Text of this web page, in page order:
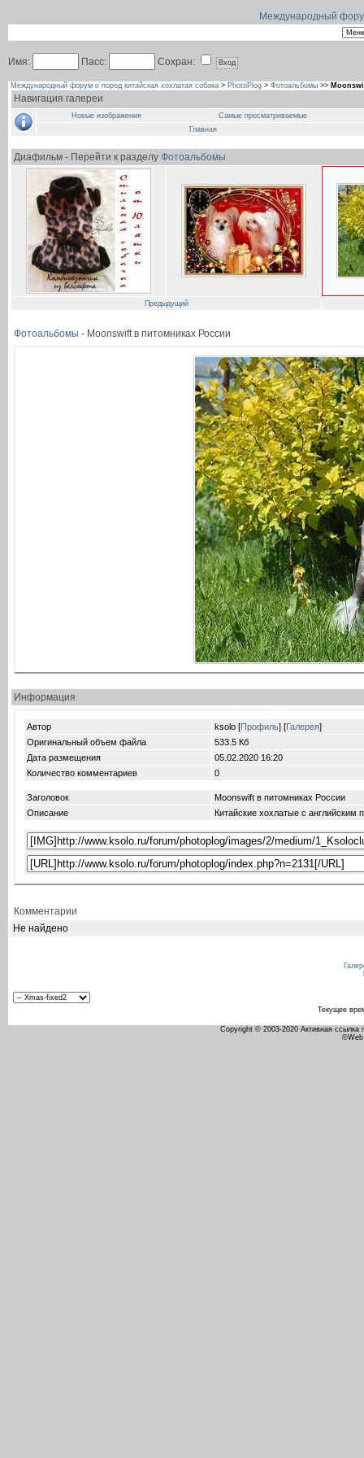
Международный
Имя: Пасс: Сохран:
Международный форум о пород китайская хохлатая собака > PhotoPlog > Фотоальбомы >>
Навигация галереи
Новые изображения
Самые просматриваемые
Главная
Диафильм - Перейти к разделу Фотоальбомы
Предыдущий
Фотоальбомы - Moonswift в питомниках России
Информация
Автор ksolo [Профиль] [Галерея]
Оригинальный объем файла
533.5 Кб
Дата размещения
05.02.2020 16:20
Количество комментариев
0
Заголовок
Moonswift в питомниках России
Описание
Китайские хохлатые с
Комментарии
Не найдено
Текущее
Copyright © 2003-2020 Активная ссылка